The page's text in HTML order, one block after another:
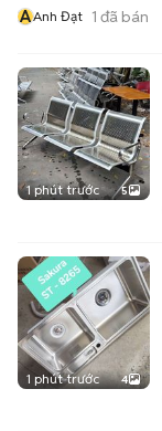
AAnh Đạt 1 đã bán
1 phút trước 5
1 phút trước 4